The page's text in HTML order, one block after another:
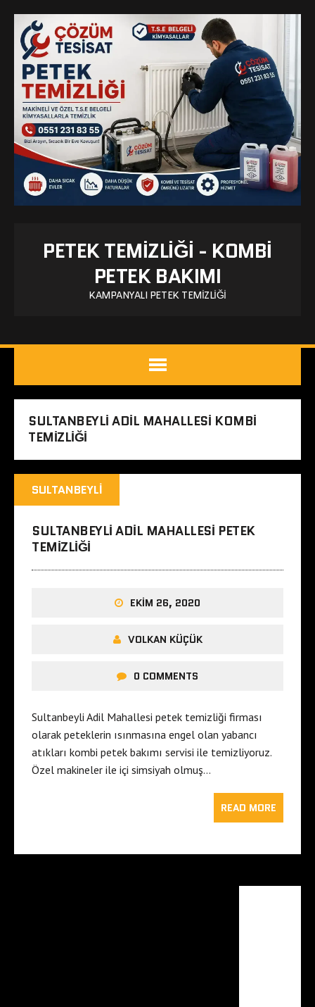
PETEK TEMIZLIĞI - KOMBI
PETEK BAKIMI
KAMPANYALI PETEK TEMIZLIĞI
SULTANBEYLI ADIL MAHALLESI KOMBI
TEMIZLIĞI
SULTANBEYLI
SULTANBEYLI ADIL MAHALLESI PETEK
TEMIZLIĞI
EKIM 26, 2020
VOLKAN KÜÇÜK
0 COMMENTS
Sultanbeyli Adil Mahallesi petek temizliği firması
olarak peteklerin ısınmasına engel olan yabancı
atıkları kombi petek bakımı servisi ile temizliyoruz.
Özel makineler ile içi simsiyah olmuş…
READ MORE